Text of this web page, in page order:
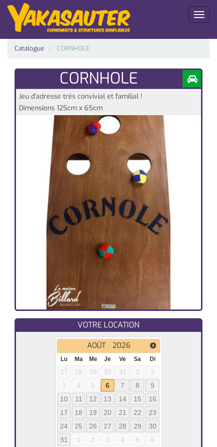
Toggle
Catalogue CORNHOLE
CORNHOLE
Jeu d'adresse très convivial et familial !
Dimensions 125cm x 65cm
VOTRE LOCATION
AOÛT 2026
Lu Ma Me Je Ve Sa Di
27 28 29 30 31 1
2
3
4 5 6 7 8
9
10
11 12 13 14 15
16
17
18 19 20 21 22
23
24
25 26 27 28 29
30
31
1 2 3 4 5 6